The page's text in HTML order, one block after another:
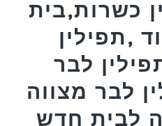
כשרות,בית
,תפילין
לבר
לבר מצווה
לבית חדש